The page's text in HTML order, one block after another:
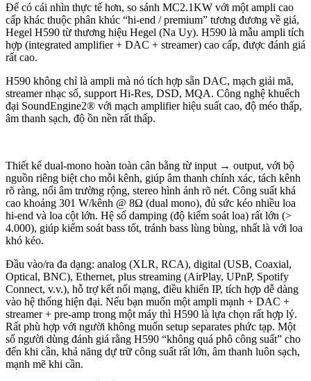
Để có cái nhìn thực tế hơn, so sánh MC2.1KW với một ampli cao
cấp khác thuộc phân khúc “hi-end / premium” tương đương về giá,
Hegel H590 từ thương hiệu Hegel (Na Uy). H590 là mẫu ampli tích
hợp (integrated amplifier + DAC + streamer) cao cấp, được đánh giá
rất cao.
H590 không chỉ là ampli mà nó tích hợp sẵn DAC, mạch giải mã,
streamer nhạc số, support Hi-Res, DSD, MQA. Công nghệ khuếch
đại SoundEngine2® với mạch amplifier hiệu suất cao, độ méo thấp,
âm thanh sạch, độ ồn nền rất thấp.
Thiết kế dual-mono hoàn toàn cân bằng từ input → output, với bộ
nguồn riêng biệt cho mỗi kênh, giúp âm thanh chính xác, tách kênh
rõ ràng, nổi âm trường rộng, stereo hình ảnh rõ nét. Công suất khá
cao khoảng 301 W/kênh @ 8Ω (dual mono), đủ sức kéo nhiều loa
hi-end và loa cột lớn. Hệ số damping (độ kiểm soát loa) rất lớn (>
4.000), giúp kiểm soát bass tốt, tránh bass lùng bùng, nhất là với loa
khó kéo.
Đầu vào/ra đa dạng: analog (XLR, RCA), digital (USB, Coaxial,
Optical, BNC), Ethernet, plus streaming (AirPlay, UPnP, Spotify
Connect, v.v.), hỗ trợ kết nối mạng, điều khiển IP, tích hợp dễ dàng
vào hệ thống hiện đại. Nếu bạn muốn một ampli mạnh + DAC +
streamer + pre-amp trong một máy thì H590 là lựa chọn rất hợp lý.
Rất phù hợp với người không muốn setup separates phức tạp. Một
số người dùng đánh giá rằng H590 “không quá phô công suất” cho
đến khi cần, khả năng dự trữ công suất rất lớn, âm thanh luôn sạch,
mạnh mẽ khi cần.